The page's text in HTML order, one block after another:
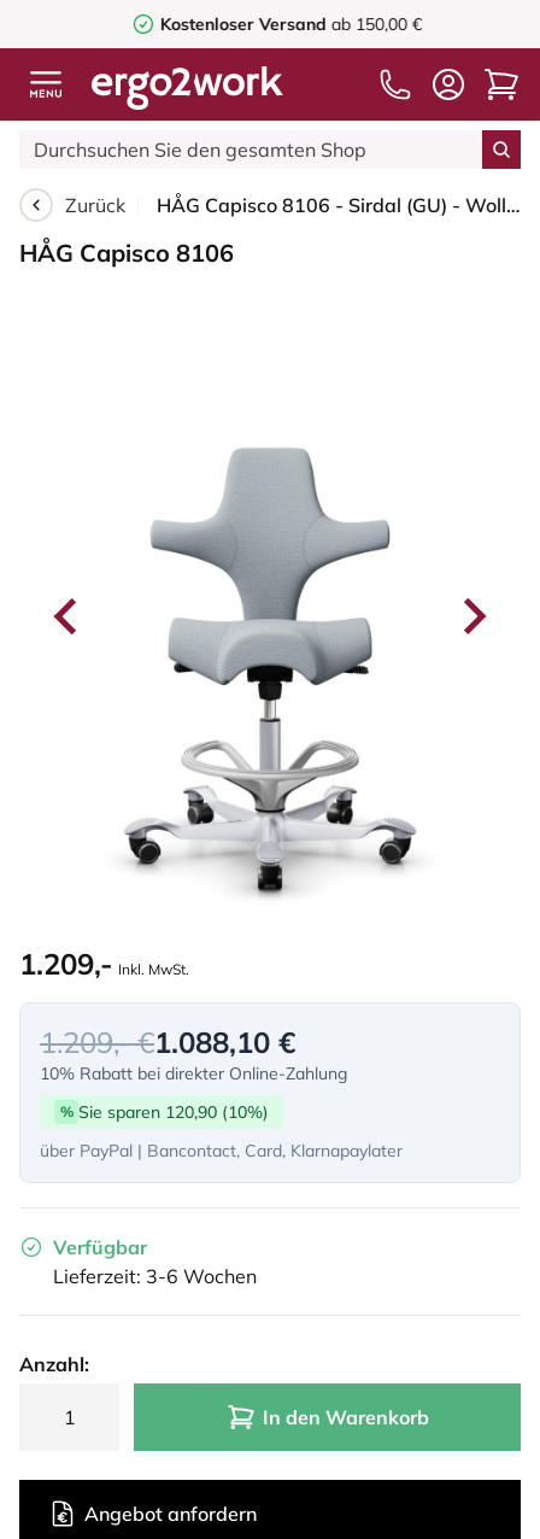
Kostenloser Versandab 150,00 €
Zurück HÅG Capisco 8106 - Sirdal (GU) - Wolle - SRD120 Light grey - Silber - 200 mm (Sitzhöhe 46-64cm) - Weiche Rollen für harte Böden
HÅG Capisco 8106
1.209,- Inkl. MwSt.
1.209,- €1.088,10 €
10% Rabatt bei direkter Online-Zahlung
% Sie sparen 120,90 (10%)
über PayPal | Bancontact, Card, Klarnapaylater
Verfügbar
Lieferzeit: 3-6 Wochen
Anzahl:
In den Warenkorb
Angebot anfordern